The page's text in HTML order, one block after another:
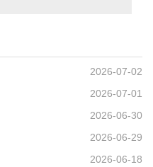
2026-07-02
2026-07-01
2026-06-30
2026-06-29
2026-06-18